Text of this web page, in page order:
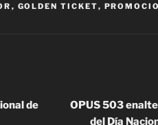
, GOLDEN TICKET,
de
OPUS 503
del Día